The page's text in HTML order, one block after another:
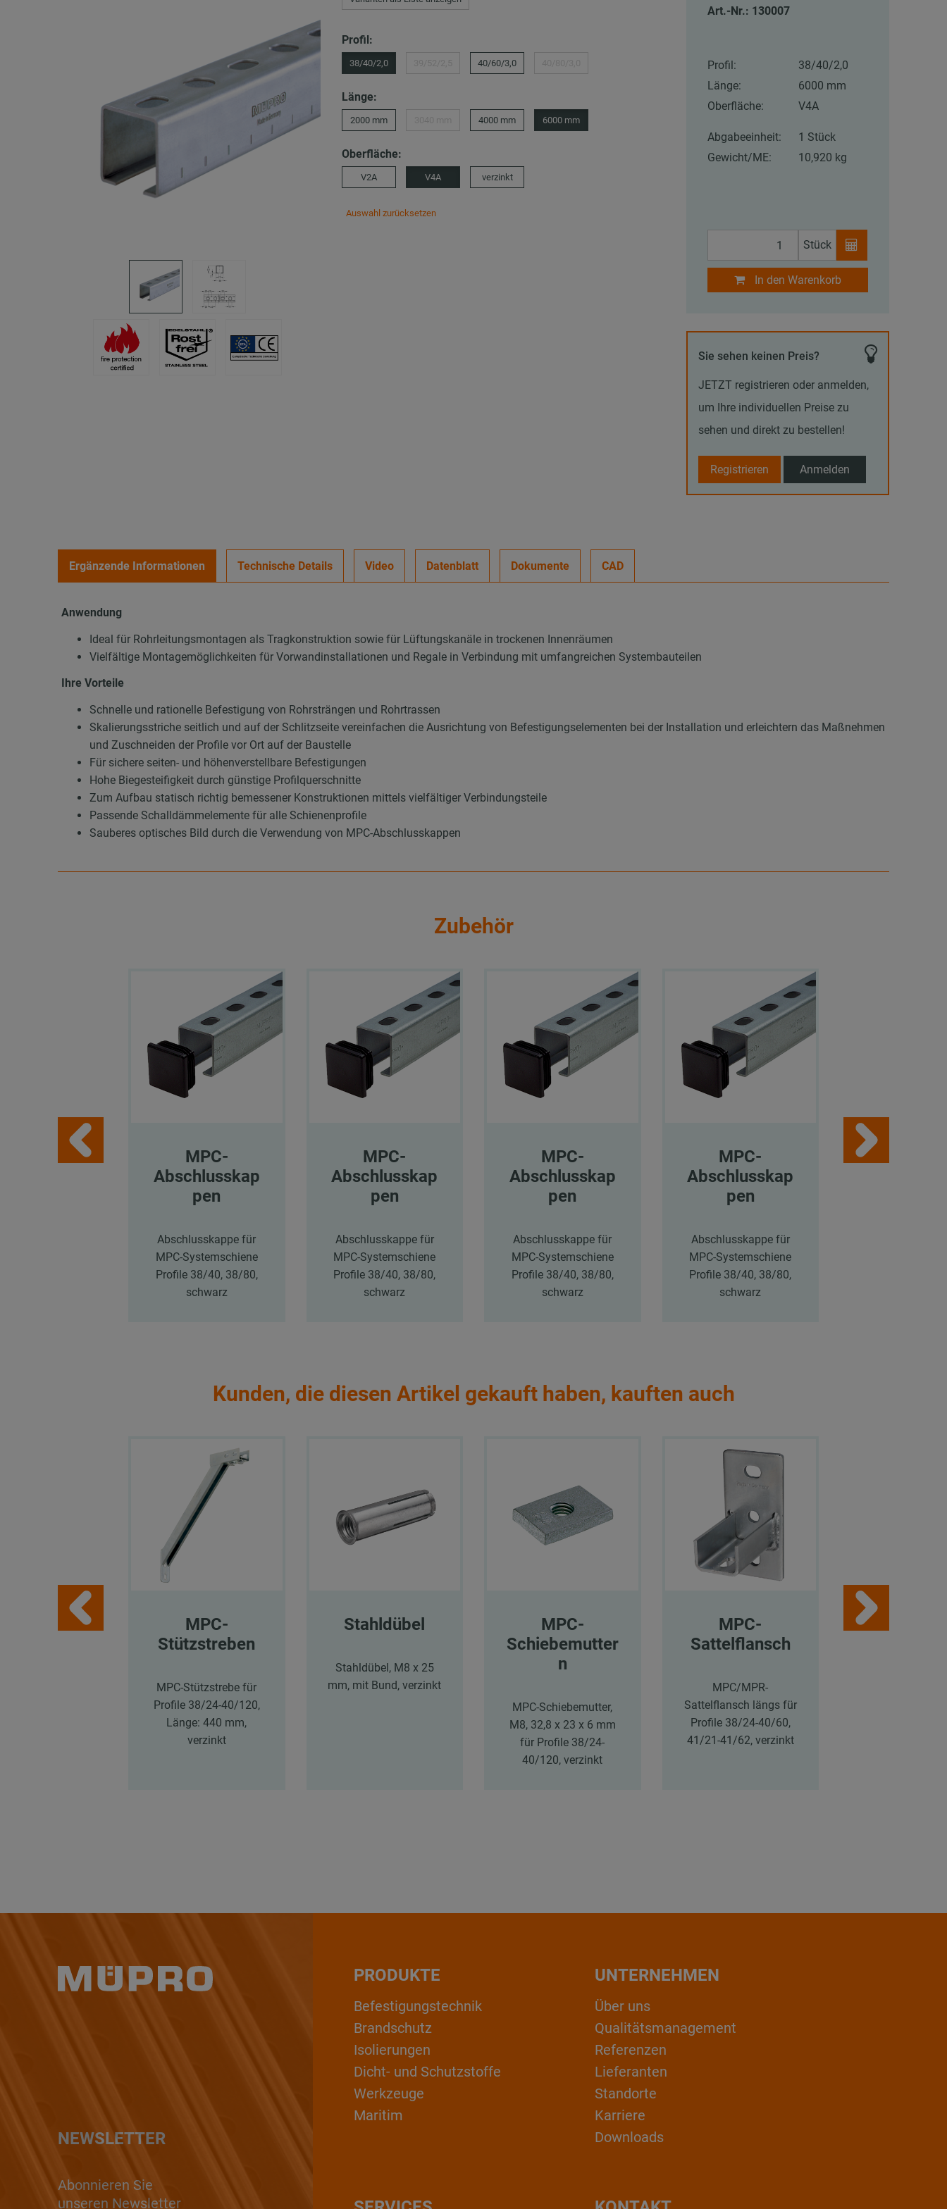
Profil:
38/40/2,0 40/60/3,0
Länge:
2000 mm 4000 mm 6000 mm
Oberfläche:
V2A V4A verzinkt
Auswahl zurücksetzen
Art.-Nr.: 130007
Profil:
38/40/2,0
Länge:
6000 mm
Oberfläche:
V4A
Abgabeeinheit:
1 Stück
Gewicht/ME:
10,920 kg
Stück
In den Warenkorb
Sie sehen keinen Preis?
JETZT registrieren oder anmelden,
um Ihre individuellen Preise zu
sehen und direkt zu bestellen!
Registrieren Anmelden
Ergänzende Informationen Technische Details Video Datenblatt Dokumente CAD
Anwendung
Ideal für Rohrleitungsmontagen als Tragkonstruktion sowie für Lüftungskanäle in trockenen Innenräumen
Vielfältige Montagemöglichkeiten für Vorwandinstallationen und Regale in Verbindung mit umfangreichen Systembauteilen
Ihre Vorteile
Schnelle und rationelle Befestigung von Rohrsträngen und Rohrtrassen
Skalierungsstriche seitlich und auf der Schlitzseite vereinfachen die Ausrichtung von Befestigungselementen bei der Installation und erleichtern das Maßnehmen
und Zuschneiden der Profile vor Ort auf der Baustelle
Für sichere seiten- und höhenverstellbare Befestigungen
Hohe Biegesteifigkeit durch günstige Profilquerschnitte
Zum Aufbau statisch richtig bemessener Konstruktionen mittels vielfältiger Verbindungsteile
Passende Schalldämmelemente für alle Schienenprofile
Sauberes optisches Bild durch die Verwendung von MPC-Abschlusskappen
Zubehör
MPC-
Abschlusskap
pen
Abschlusskappe für
MPC-Systemschiene
Profile 38/40, 38/80,
schwarz
MPC-
Abschlusskap
pen
Abschlusskappe für
MPC-Systemschiene
Profile 38/40, 38/80,
schwarz
MPC-
Abschlusskap
pen
Abschlusskappe für
MPC-Systemschiene
Profile 38/40, 38/80,
schwarz
MPC-
Abschlusskap
pen
Abschlusskappe für
MPC-Systemschiene
Profile 38/40, 38/80,
schwarz
Kunden, die diesen Artikel gekauft haben, kauften auch
MPC-
Stützstreben
MPC-Stützstrebe für
Profile 38/24-40/120,
Länge: 440 mm,
verzinkt
Stahldübel
Stahldübel, M8 x 25
mm, mit Bund, verzinkt
MPC-
Schiebemutter
n
MPC-Schiebemutter,
M8, 32,8 x 23 x 6 mm
für Profile 38/24-
40/120, verzinkt
MPC-
Sattelflansch
MPC/MPR-
Sattelflansch längs für
Profile 38/24-40/60,
41/21-41/62, verzinkt
NEWSLETTER
Abonnieren Sie
unseren Newsletter
PRODUKTE
Befestigungstechnik
Brandschutz
Isolierungen
Dicht- und Schutzstoffe
Werkzeuge
Maritim
UNTERNEHMEN
Über uns
Qualitätsmanagement
Referenzen
Lieferanten
Standorte
Karriere
Downloads